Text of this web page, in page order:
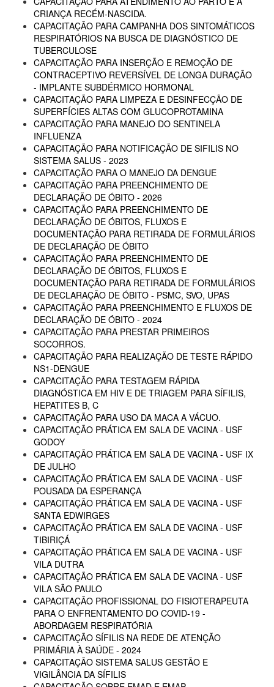
CRIANÇA RECÉM-NASCIDA.
CAPACITAÇÃO PARA CAMPANHA DOS SINTOMÁTICOS
RESPIRATÓRIOS NA BUSCA DE DIAGNÓSTICO DE
TUBERCULOSE
CAPACITAÇÃO PARA INSERÇÃO E REMOÇÃO DE
CONTRACEPTIVO REVERSÍVEL DE LONGA DURAÇÃO
- IMPLANTE SUBDÉRMICO HORMONAL
CAPACITAÇÃO PARA LIMPEZA E DESINFECÇÃO DE
SUPERFÍCIES ALTAS COM GLUCOPROTAMINA
CAPACITAÇÃO PARA MANEJO DO SENTINELA
INFLUENZA
CAPACITAÇÃO PARA NOTIFICAÇÃO DE SIFILIS NO
SISTEMA SALUS - 2023
CAPACITAÇÃO PARA O MANEJO DA DENGUE
CAPACITAÇÃO PARA PREENCHIMENTO DE
DECLARAÇÃO DE ÓBITO - 2026
CAPACITAÇÃO PARA PREENCHIMENTO DE
DECLARAÇÃO DE ÓBITOS, FLUXOS E
DOCUMENTAÇÃO PARA RETIRADA DE FORMULÁRIOS
DE DECLARAÇÃO DE ÓBITO
CAPACITAÇÃO PARA PREENCHIMENTO DE
DECLARAÇÃO DE ÓBITOS, FLUXOS E
DOCUMENTAÇÃO PARA RETIRADA DE FORMULÁRIOS
DE DECLARAÇÃO DE ÓBITO - PSMC, SVO, UPAS
CAPACITAÇÃO PARA PREENCHIMENTO E FLUXOS DE
DECLARAÇÃO DE ÓBITO - 2024
CAPACITAÇÃO PARA PRESTAR PRIMEIROS
SOCORROS.
CAPACITAÇÃO PARA REALIZAÇÃO DE TESTE RÁPIDO
NS1-DENGUE
CAPACITAÇÃO PARA TESTAGEM RÁPIDA
DIAGNÓSTICA EM HIV E DE TRIAGEM PARA SÍFILIS,
HEPATITES B, C
CAPACITAÇÃO PARA USO DA MACA A VÁCUO.
CAPACITAÇÃO PRÁTICA EM SALA DE VACINA - USF
GODOY
CAPACITAÇÃO PRÁTICA EM SALA DE VACINA - USF IX
DE JULHO
CAPACITAÇÃO PRÁTICA EM SALA DE VACINA - USF
POUSADA DA ESPERANÇA
CAPACITAÇÃO PRÁTICA EM SALA DE VACINA - USF
SANTA EDWIRGES
CAPACITAÇÃO PRÁTICA EM SALA DE VACINA - USF
TIBIRIÇÁ
CAPACITAÇÃO PRÁTICA EM SALA DE VACINA - USF
VILA DUTRA
CAPACITAÇÃO PRÁTICA EM SALA DE VACINA - USF
VILA SÃO PAULO
CAPACITAÇÃO PROFISSIONAL DO FISIOTERAPEUTA
PARA O ENFRENTAMENTO DO COVID-19 -
ABORDAGEM RESPIRATÓRIA
CAPACITAÇÃO SÍFILIS NA REDE DE ATENÇÃO
PRIMÁRIA À SAÚDE - 2024
CAPACITAÇÃO SISTEMA SALUS GESTÃO E
VIGILÂNCIA DA SÍFILIS